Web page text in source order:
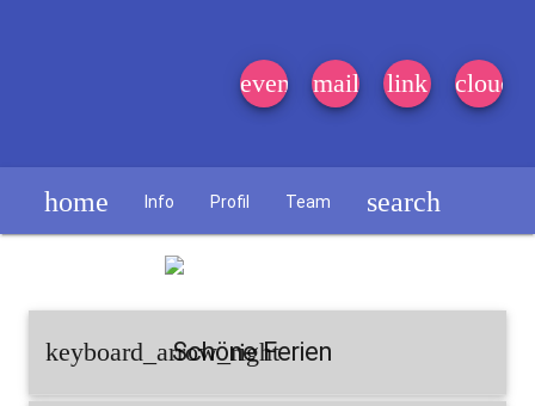
event_note
mail link cloud
home Info Profil Team search
keyboard_arrow_right
Schöne Ferien